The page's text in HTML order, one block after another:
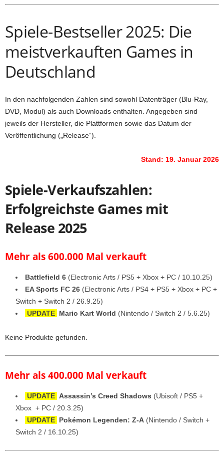
Spiele-Bestseller 2025: Die
meistverkauften Games in
Deutschland
In den nachfolgenden Zahlen sind sowohl Datenträger (Blu-Ray,
DVD, Modul) als auch Downloads enthalten. Angegeben sind
jeweils der Hersteller, die Plattformen sowie das Datum der
Veröffentlichung („Release“).
Stand: 19. Januar 2026
Spiele-Verkaufszahlen:
Erfolgreichste Games mit
Release 2025
Mehr als 600.000 Mal verkauft
Battlefield 6 (Electronic Arts / PS5 + Xbox + PC / 10.10.25)
EA Sports FC 26 (Electronic Arts / PS4 + PS5 + Xbox + PC +
Switch + Switch 2 / 26.9.25)
UPDATE Mario Kart World (Nintendo / Switch 2 / 5.6.25)
Keine Produkte gefunden.
Mehr als 400.000 Mal verkauft
UPDATE Assassin’s Creed Shadows (Ubisoft / PS5 +
Xbox + PC / 20.3.25)
UPDATE Pokémon Legenden: Z-A (Nintendo / Switch +
Switch 2 / 16.10.25)